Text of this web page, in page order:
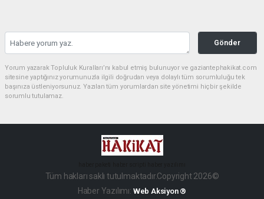
Gönder
Yorum yazarak Topluluk Kuralları’nı kabul etmiş bulunuyor ve gaziantephakikat.com
sitesine yaptığınız yorumunuzla ilgili doğrudan veya dolaylı tüm sorumluluğu tek
başınıza üstleniyorsunuz. Yazılan tüm yorumlardan site yönetimi hiçbir şekilde
sorumlu tutulamaz.
Tüm hakları saklı tutulmaktadır.Copyright 2026©
Haber Yazılımı: Web Aksiyon ®